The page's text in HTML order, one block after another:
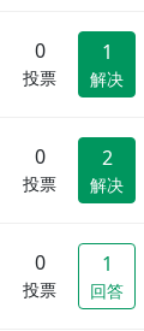
0
投票
1
解决
0
投票
2
解决
0
投票
1
回答